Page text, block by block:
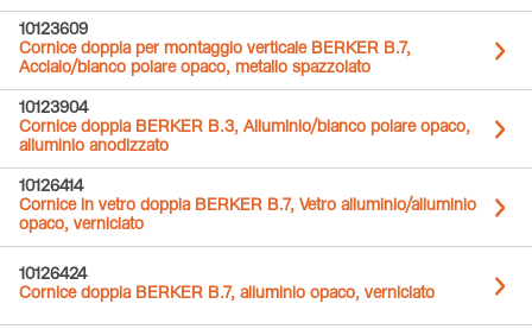
10123609
Cornice doppia per montaggio verticale BERKER B.7,
Acciaio/bianco polare opaco, metallo spazzolato
10123904
Cornice doppia BERKER B.3, Alluminio/bianco polare opaco,
alluminio anodizzato
10126414
Cornice in vetro doppia BERKER B.7, Vetro alluminio/alluminio
opaco, verniciato
10126424
Cornice doppia BERKER B.7, alluminio opaco, verniciato